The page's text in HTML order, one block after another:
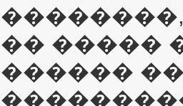
�� �����
������